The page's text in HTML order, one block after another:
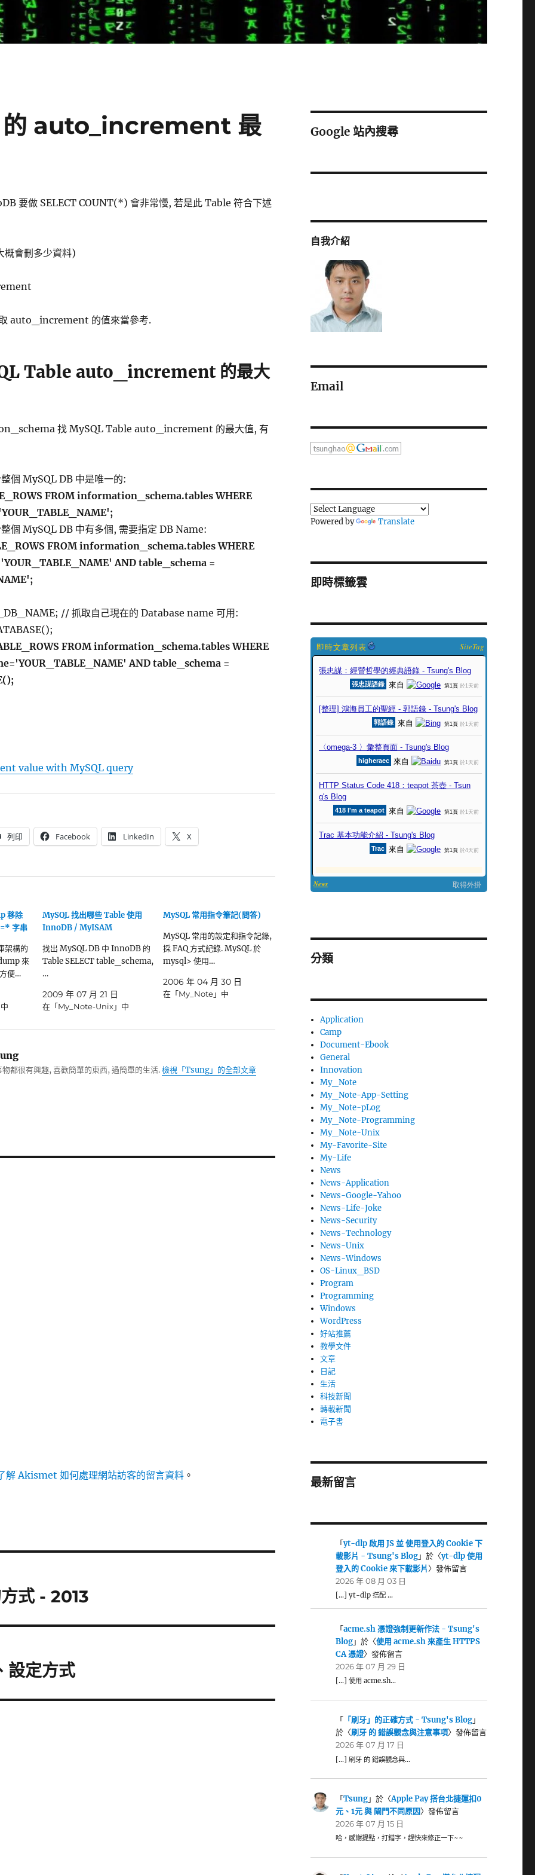
auto_increment 最
要做 SELECT COUNT(*) 會非常慢, 若是此 Table 符合下述
概會刪多少資料)
auto_increment 的值來當參考.
Table auto_increment 的最大
找 MySQL Table auto_increment 的最大值, 有
個 MySQL DB 中是唯一的:
FROM information_schema.tables WHERE
個 MySQL DB 中有多個, 需要指定 DB Name:
FROM information_schema.tables WHERE
AND table_schema =
// 抓取自己現在的 Database name 可用:
FROM information_schema.tables WHERE
AND table_schema =
value with MySQL query
列印 Facebook LinkedIn X
移除
字串
架構的
來
便…
MySQL 找出哪些 Table 使用
InnoDB / MyISAM
找出 MySQL DB 中 InnoDB 的
Table SELECT table_schema,
…
2009 年 07 月 21 日
在「My_Note-Unix」中
MySQL 常用指令筆記(問答)
MySQL 常用的設定和指令記錄,
採 FAQ 方式記錄. MySQL 於
mysql> 使用…
2006 年 04 月 30 日
在「My_Note」中
都很有興趣, 喜歡簡單的東西, 過簡單的生活.檢視「Tsung」的全部文章
解 Akismet 如何處理網站訪客的留言資料 。
式 - 2013
定方式
Google 站內搜尋
自我介紹
Email
Powered by Translate
即時標籤雲
SiteTag
分類
Application
Camp
Document-Ebook
General
Innovation
My_Note
My_Note-App-Setting
My_Note-pLog
My_Note-Programming
My_Note-Unix
My-Favorite-Site
My-Life
News
News-Application
News-Google-Yahoo
News-Life-Joke
News-Security
News-Technology
News-Unix
News-Windows
OS-Linux_BSD
Program
Programming
Windows
WordPress
好站推薦
教學文件
文章
日記
生活
科技新聞
轉載新聞
電子書
最新留言
「yt-dlp 啟用 JS 並 使用登入的 Cookie 下
載影片 - Tsung's Blog」於〈yt-dlp 使用
登入的 Cookie 來下載影片〉發佈留言
2026 年 08 月 03 日
[…] yt-dlp 搭配 …
「acme.sh 憑證強制更新作法 - Tsung's
Blog」於〈使用 acme.sh 來產生 HTTPS
CA 憑證〉發佈留言
2026 年 07 月 29 日
[…] 使用 acme.sh…
「 「刷牙」的正確方式 - Tsung's Blog」
於〈刷牙 的 錯誤觀念與注意事項〉發佈留言
2026 年 07 月 17 日
[…] 刷牙 的 錯誤觀念與…
「Tsung」於〈Apple Pay 搭台北捷運扣0
元、1元 與 閘門不同原因〉發佈留言
2026 年 07 月 15 日
哈，感謝提點，打錯字，趕快來修正一下~~